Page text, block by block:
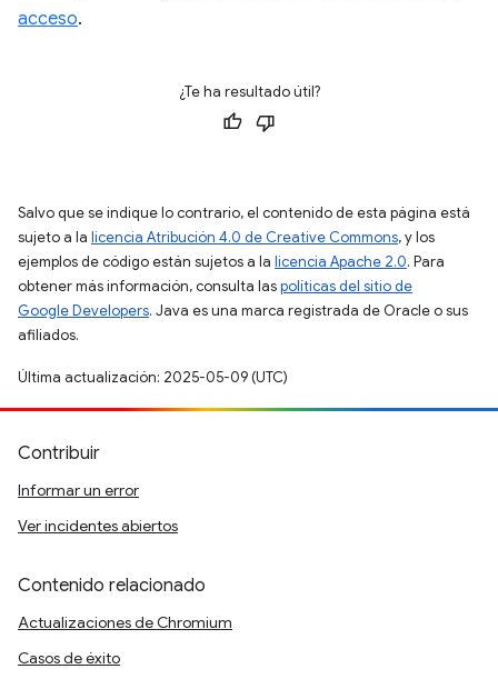
acceso.
¿Te ha resultado útil?
Salvo que se indique lo contrario, el contenido de esta página está
sujeto a la licencia Atribución 4.0 de Creative Commons, y los
ejemplos de código están sujetos a la licencia Apache 2.0. Para
obtener más información, consulta laspolíticas del sitio de
Google Developers. Java es una marca registrada de Oracle o sus
afiliados.
Última actualización: 2025-05-09 (UTC)
Contribuir
Informar un error
Ver incidentes abiertos
Contenido relacionado
Actualizaciones de Chromium
Casos de éxito